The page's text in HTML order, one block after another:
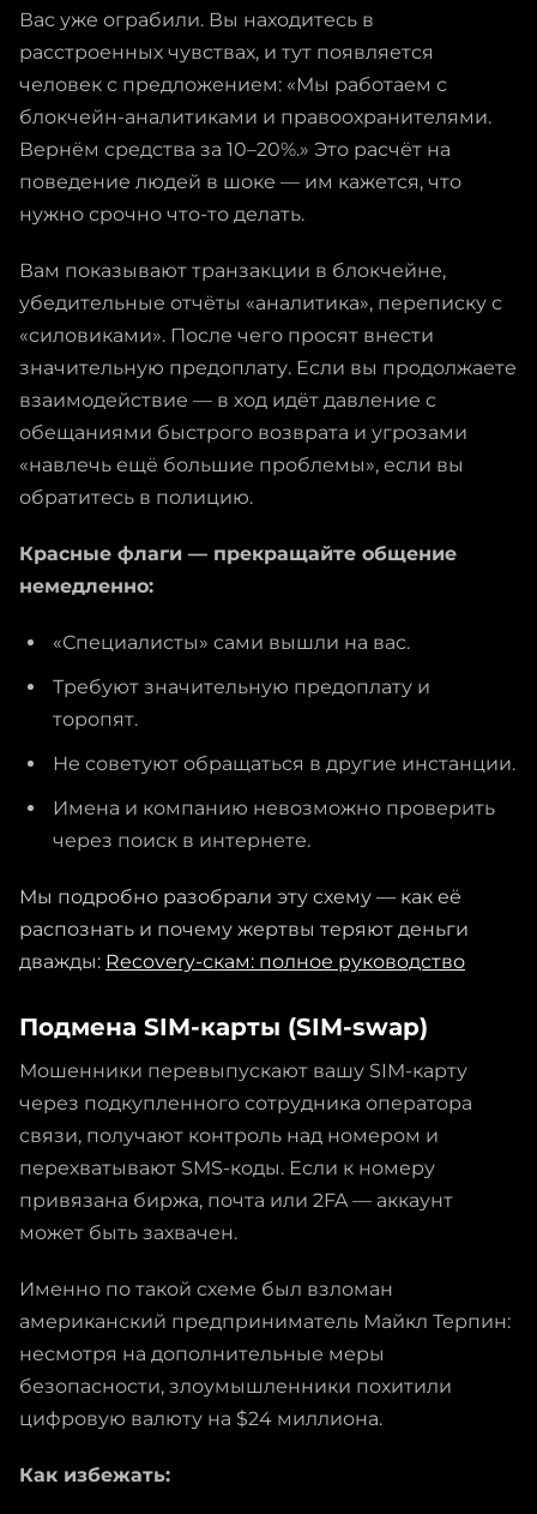
Вас уже ограбили. Вы находитесь в
расстроенных чувствах, и тут появляется
человек с предложением: «Мы работаем с
блокчейн-аналитиками и правоохранителями.
Вернём средства за 10–20%.» Это расчёт на
поведение людей в шоке — им кажется, что
нужно срочно что-то делать.
Вам показывают транзакции в блокчейне,
убедительные отчёты «аналитика», переписку с
«силовиками». После чего просят внести
значительную предоплату. Если вы продолжаете
взаимодействие — в ход идёт давление с
обещаниями быстрого возврата и угрозами
«навлечь ещё большие проблемы», если вы
обратитесь в полицию.
Красные флаги — прекращайте общение
немедленно:
«Специалисты» сами вышли на вас.
Требуют значительную предоплату и
торопят.
Не советуют обращаться в другие инстанции.
Имена и компанию невозможно проверить
через поиск в интернете.
Мы подробно разобрали эту схему — как её
распознать и почему жертвы теряют деньги
дважды: Recovery-скам: полное руководство
Подмена SIM-карты (SIM-swap)
Мошенники перевыпускают вашу SIM-карту
через подкупленного сотрудника оператора
связи, получают контроль над номером и
перехватывают SMS-коды. Если к номеру
привязана биржа, почта или 2FA — аккаунт
может быть захвачен.
Именно по такой схеме был взломан
американский предприниматель Майкл Терпин:
несмотря на дополнительные меры
безопасности, злоумышленники похитили
цифровую валюту на $24 миллиона.
Как избежать: